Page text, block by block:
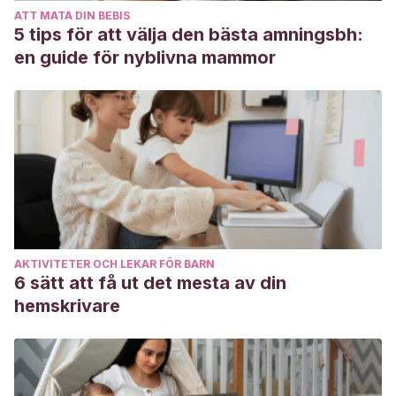
estas.An Pediatr Contin 2004;2(6):325-38.
Fondo de las Naciones Unidas para la Infancia Reino Unido
(UNICEF United Kingdom). The international code of
marketing of breastmilk substitutes.
G. Tamayo López, A. Sáenz de Urturi, M.R. Hernández
Sáez, C. Pedrón Giner, M.D. García Novo.
Fórmulas
infantiles especiales. An Esp Pediatr 1997;47:455-465. [En
línea] Disponible en:
https://www.aeped.es/sites/default/files/anales/47-5-2.pdf
Medline Plus. Fórmulas para lactantes. Biblioteca Nacional
de Medicina de Estados Unidos. Mayo 2021.
24;8(5):330. doi: 10.3390/children8050330. PMID:
33923294; PMCID: PMC8145659.
ATT MATA DIN BEBIS
5 tips för att välja den bästa amningsbh:
en guide för nyblivna mammor
AKTIVITETER OCH LEKAR FÖR BARN
6 sätt att få ut det mesta av din
hemskrivare